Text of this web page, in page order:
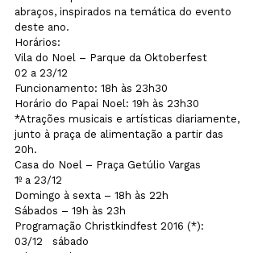
abraços, inspirados na temática do evento
deste ano.
Horários:
Vila do Noel – Parque da Oktoberfest
02 a 23/12
Funcionamento: 18h às 23h30
Horário do Papai Noel: 19h às 23h30
*Atrações musicais e artísticas diariamente,
junto à praça de alimentação a partir das
20h.
Casa do Noel – Praça Getúlio Vargas
1º a 23/12
Domingo à sexta – 18h às 22h
Sábados – 19h às 23h
Programação Christkindfest 2016 (*):
03/12   sábado